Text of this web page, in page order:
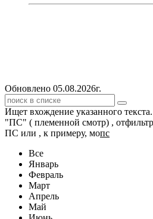
Обновлено 05.08.2026г.
Ищет вхождение указанного
"ПС" ( племенной смотр) ,
ПС или , к примеру, мопс
Все
Январь
Февраль
Март
Апрель
Май